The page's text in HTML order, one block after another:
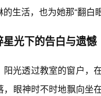
生活，也为她那“翻白
光下的告白与遗憾
阳光透过教室的窗户，
，眼神时不时地飘向坐